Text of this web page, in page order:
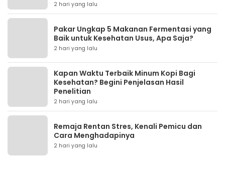
2 hari yang lalu
Pakar Ungkap 5 Makanan Fermentasi yang
Baik untuk Kesehatan Usus, Apa Saja?
2 hari yang lalu
Kapan Waktu Terbaik Minum Kopi Bagi
Kesehatan? Begini Penjelasan Hasil
Penelitian
2 hari yang lalu
Remaja Rentan Stres, Kenali Pemicu dan
Cara Menghadapinya
2 hari yang lalu